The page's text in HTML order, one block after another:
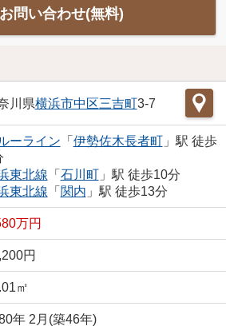
お問い合わせ(無料)
川県横浜市中区三吉町3-7
ーライン 「 伊勢佐木長者町」駅 徒歩
東北線 「 石川町」駅 徒歩10分
東北線 「 関内 」駅 徒歩13分
万円
円
㎡
年 2月(築46年)